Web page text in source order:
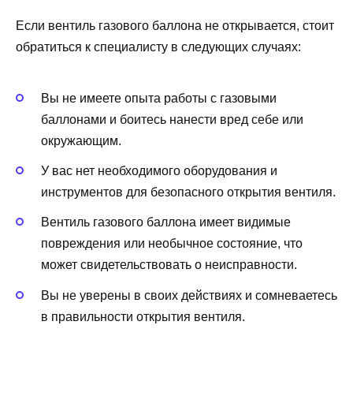
Если вентиль газового баллона не открывается, стоит
обратиться к специалисту в следующих случаях:
Вы не имеете опыта работы с газовыми
баллонами и боитесь нанести вред себе или
окружающим.
У вас нет необходимого оборудования и
инструментов для безопасного открытия вентиля.
Вентиль газового баллона имеет видимые
повреждения или необычное состояние, что
может свидетельствовать о неисправности.
Вы не уверены в своих действиях и сомневаетесь
в правильности открытия вентиля.